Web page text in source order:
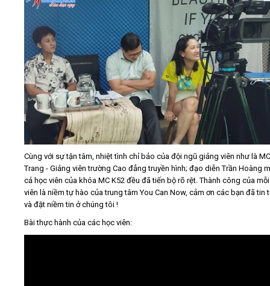
Cùng với sự tận tâm, nhiệt tình chỉ bảo của đội ngũ giảng viên như là
Trang - Giảng viên trường Cao đẳng truyền hình; đạo diễn Trần Hoàng
cả học viên của khóa MC K52 đều đã tiến bộ rõ rệt. Thành công của
viên là niềm tự hào của trung tâm You Can Now, cảm ơn các bạn đã tin
và đặt niềm tin ở chúng tôi !
Bài thực hành của các học viên: